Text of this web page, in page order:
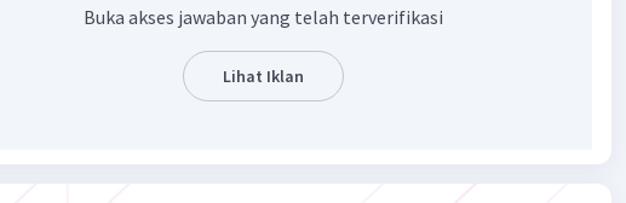
Buka akses jawaban yang telah terverifikasi
Lihat Iklan